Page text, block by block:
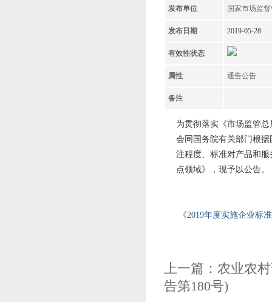
发布单位 国家市场监
发布日期 2019-05-28
有效性状态
属性 通告公告
备注
为贯彻落实《市场监管
会同国务院有关部门根
注程度、标准对产品和
点领域》，现予以公告。
《2019年度实施企业标
上一篇： 农业农
告第180号)